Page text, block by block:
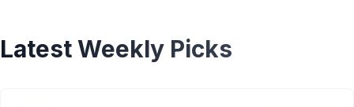
Latest Weekly Picks